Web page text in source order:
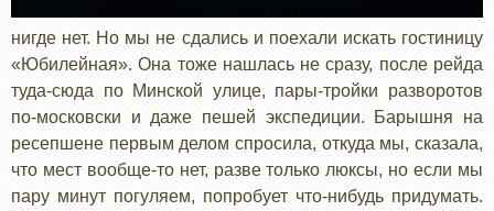
нигде нет. Но мы не сдались и поехали искать гостиницу
«Юбилейная». Она тоже нашлась не сразу, после рейда
туда-сюда по Минской улице, пары-тройки разворотов
по-московски и даже пешей экспедиции. Барышня на
ресепшене первым делом спросила, откуда мы, сказала,
что мест вообще-то нет, разве только люксы, но если мы
пару минут погуляем, попробует что-нибудь придумать.